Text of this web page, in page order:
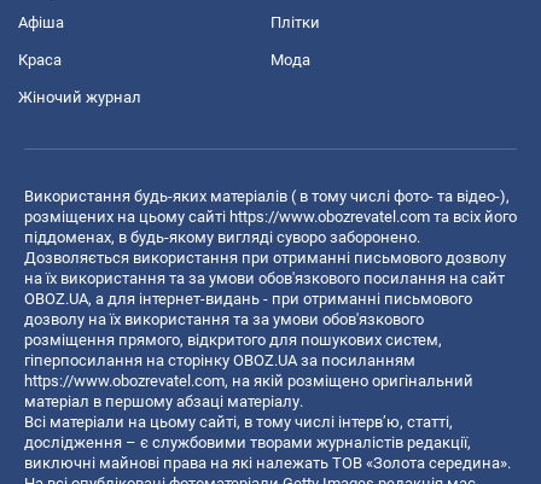
Афіша Плітки
Краса Мода
Жіночий журнал
Використання будь-яких матеріалів ( в тому числі фото- та відео-),
розміщених на цьому сайті https://www.obozrevatel.com та всіх його
піддоменах, в будь-якому вигляді суворо заборонено.
Дозволяється використання при отриманні письмового дозволу
на їх використання та за умови обов'язкового посилання на сайт
OBOZ.UA, а для інтернет-видань - при отриманні письмового
дозволу на їх використання та за умови обов'язкового
розміщення прямого, відкритого для пошукових систем,
гіперпосилання на сторінку OBOZ.UA за посиланням
https://www.obozrevatel.com, на якій розміщено оригінальний
матеріал в першому абзаці матеріалу.
Всі матеріали на цьому сайті, в тому числі інтерв’ю, статті,
дослідження – є службовими творами журналістів редакції,
виключні майнові права на які належать ТОВ «Золота середина».